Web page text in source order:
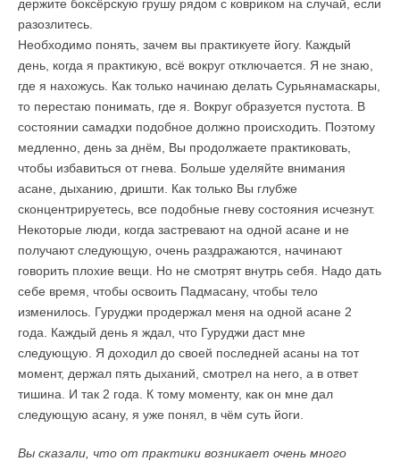
держите боксёрскую грушу рядом с ковриком на случай, если
разозлитесь.
Необходимо понять, зачем вы практикуете йогу. Каждый
день, когда я практикую, всё вокруг отключается. Я не знаю,
где я нахожусь. Как только начинаю делать Сурьянамаскары,
то перестаю понимать, где я. Вокруг образуется пустота. В
состоянии самадхи подобное должно происходить. Поэтому
медленно, день за днём, Вы продолжаете практиковать,
чтобы избавиться от гнева. Больше уделяйте внимания
асане, дыханию, дришти. Как только Вы глубже
сконцентрируетесь, все подобные гневу состояния исчезнут.
Некоторые люди, когда застревают на одной асане и не
получают следующую, очень раздражаются, начинают
говорить плохие вещи. Но не смотрят внутрь себя. Надо дать
себе время, чтобы освоить Падмасану, чтобы тело
изменилось. Гуруджи продержал меня на одной асане 2
года. Каждый день я ждал, что Гуруджи даст мне
следующую. Я доходил до своей последней асаны на тот
момент, держал пять дыханий, смотрел на него, а в ответ
тишина. И так 2 года. К тому моменту, как он мне дал
следующую асану, я уже понял, в чём суть йоги.
Вы сказали, что от практики возникает очень много